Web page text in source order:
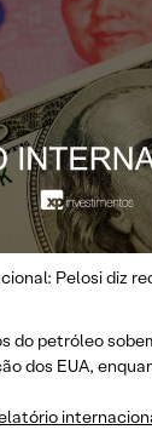
Pelosi diz
do petróleo
dos EUA,